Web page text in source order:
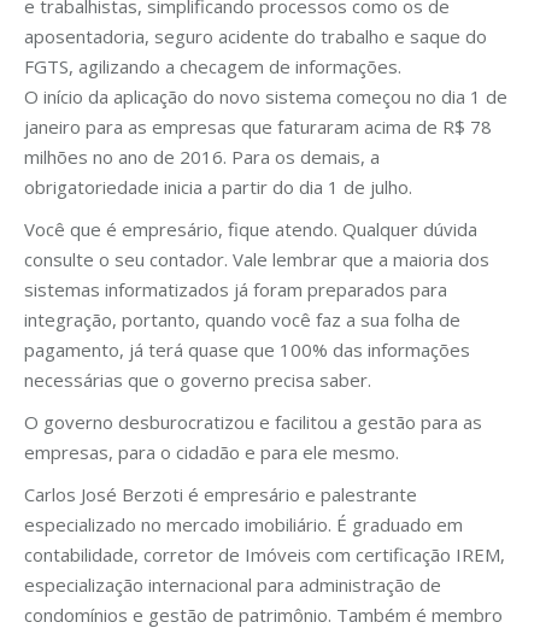
e trabalhistas, simplificando processos como os de
aposentadoria, seguro acidente do trabalho e saque do
FGTS, agilizando a checagem de informações.
O início da aplicação do novo sistema começou no dia 1 de
janeiro para as empresas que faturaram acima de R$ 78
milhões no ano de 2016. Para os demais, a
obrigatoriedade inicia a partir do dia 1 de julho.
Você que é empresário, fique atendo. Qualquer dúvida
consulte o seu contador. Vale lembrar que a maioria dos
sistemas informatizados já foram preparados para
integração, portanto, quando você faz a sua folha de
pagamento, já terá quase que 100% das informações
necessárias que o governo precisa saber.
O governo desburocratizou e facilitou a gestão para as
empresas, para o cidadão e para ele mesmo.
Carlos José Berzoti é empresário e palestrante
especializado no mercado imobiliário. É graduado em
contabilidade, corretor de Imóveis com certificação IREM,
especialização internacional para administração de
condomínios e gestão de patrimônio. Também é membro